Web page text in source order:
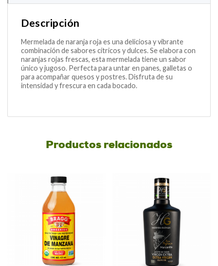
product
Descripción
Mermelada de naranja roja es una deliciosa y vibrante
combinación de sabores cítricos y dulces. Se elabora con
naranjas rojas frescas, esta mermelada tiene un sabor
único y jugoso. Perfecta para untar en panes, galletas o
para acompañar quesos y postres. Disfruta de su
intensidad y frescura en cada bocado.
Productos relacionados